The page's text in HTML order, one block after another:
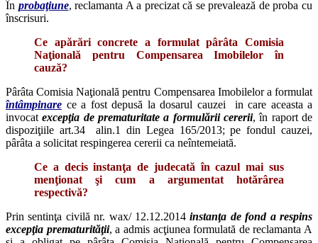
În probaţiune, reclamanta A a precizat că se prevalează de proba cu
înscrisuri.
Ce apărări concrete a formulat pârâta Comisia
Naţională pentru Compensarea Imobilelor în
cauză?
Pârâta Comisia Naţională pentru Compensarea Imobilelor a formulat
întâmpinare ce a fost depusă la dosarul cauzei in care aceasta a
invocatexcepţia de prematuritate a formulării cererii, în raport de
dispoziţiile art.34 alin.1 din Legea 165/2013; pe fondul cauzei,
pârâta a solicitat respingerea cererii ca neîntemeiată.
Ce a decis instanţa de judecată în cazul mai sus
menţionat şi cum a argumentat hotărârea
respectivă?
Prin sentinţa civilă nr. wax/ 12.12.2014instanţa de fond a respins
excepţia prematurităţii, a admis acţiunea formulată de reclamanta A